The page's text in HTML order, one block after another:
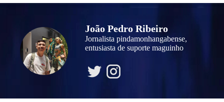
João Pedro Ribeiro
Jornalista pindamonhangabense,
entusiasta de suporte maguinho